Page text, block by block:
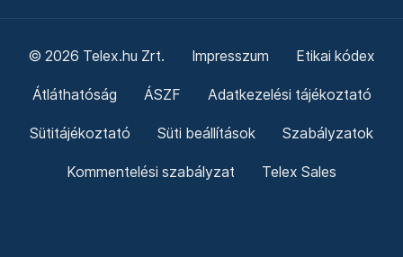
© 2026 Telex.hu Zrt. Impresszum Etikai kódex
Átláthatóság ÁSZF Adatkezelési tájékoztató
Sütitájékoztató Süti beállítások Szabályzatok
Kommentelési szabályzat Telex Sales